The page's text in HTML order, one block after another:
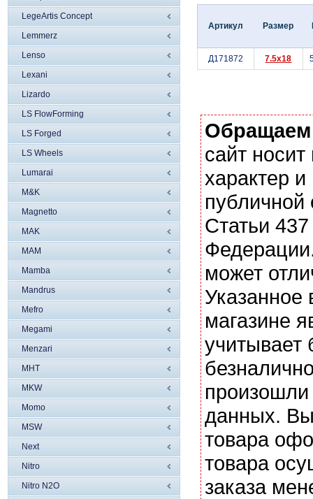
LegeArtis Concept
Lemmerz
Lenso
Lexani
Lizardo
LS FlowForming
LS Forged
LS Wheels
Lumarai
M&K
Magnetto
MAK
MAM
Mamba
Mandrus
Mefro
Megami
Menzari
MHT
MKW
Momo
MSW
Next
Nitro
Nitro N2O
Артикул Размер
Д171872 7.5x18
сайт
характер
Статьи
может
магазине
учитывает
данных. Вы
товара
товара
заказа